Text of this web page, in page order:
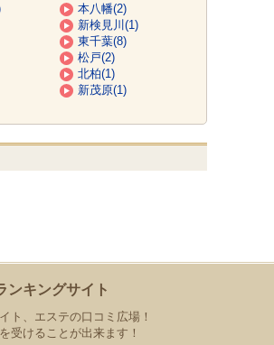
本八幡(2)
新検見川(1)
東千葉(8)
松戸(2)
北柏(1)
新茂原(1)
ンキングサイト
ト、エステの口コミ広場！
受けることが出来ます！